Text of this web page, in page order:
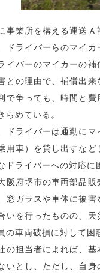
事業所を構える運送Ａ
ドライバーらのマイ
イバーのマイカーの
との理由で、補償出
で争っても、時間と
らめている。
ドライバーは通勤にマ
用車）を貸し出すな
ドライバーへの対応に
阪府堺市の車両部品販
窓ガラスや車体に被
いを行ったものの、
の車両破損に対して困
の担当者によれば、基
いとし、ただし、自